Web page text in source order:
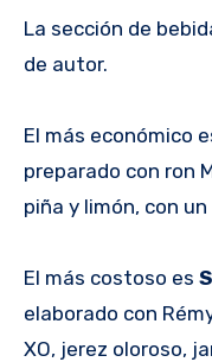
La sección de
de autor.
El más económico
preparado con ron
piña y limón, con
El más costoso es
elaborado con
XO, jerez oloroso,